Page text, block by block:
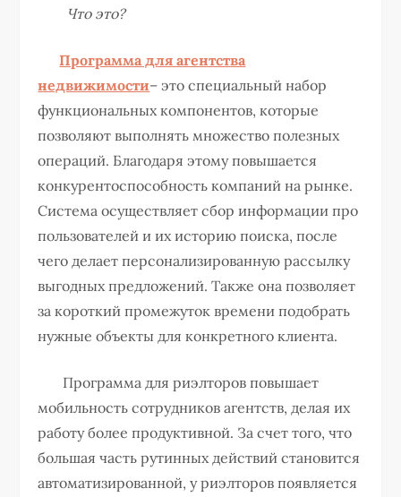
Что это?
Программа для агентства
недвижимости– это специальный набор
функциональных компонентов, которые
позволяют выполнять множество полезных
операций. Благодаря этому повышается
конкурентоспособность компаний на рынке.
Система осуществляет сбор информации про
пользователей и их историю поиска, после
чего делает персонализированную рассылку
выгодных предложений. Также она позволяет
за короткий промежуток времени подобрать
нужные объекты для конкретного клиента.
Программа для риэлторов повышает
мобильность сотрудников агентств, делая их
работу более продуктивной. За счет того, что
большая часть рутинных действий становится
автоматизированной, у риэлторов появляется